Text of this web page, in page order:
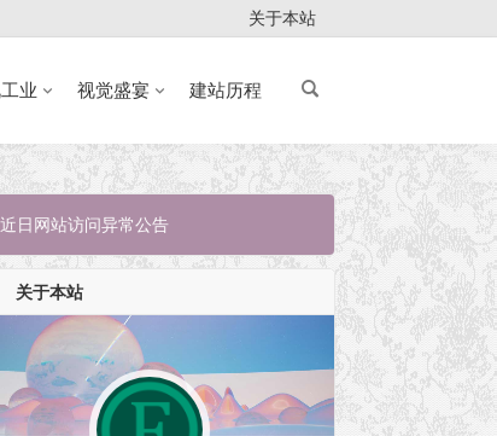
关于本站
业 视觉盛宴 建站历程
近日网站访问异常公告 近日网站访问
关于本站